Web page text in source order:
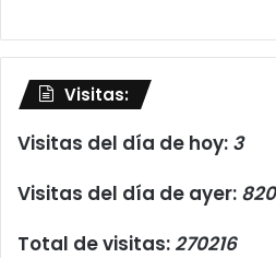
Visitas:
Visitas del día de hoy: 3
Visitas del día de ayer: 820
Total de visitas: 270216